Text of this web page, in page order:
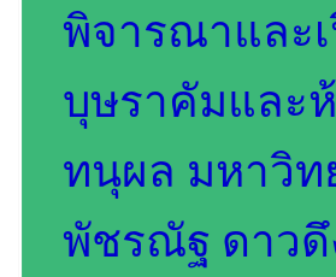
พิจารณาและ
บุษราคัมและ
ทนุผล มหาวิท
พัชรณัฐ ดาวดึ